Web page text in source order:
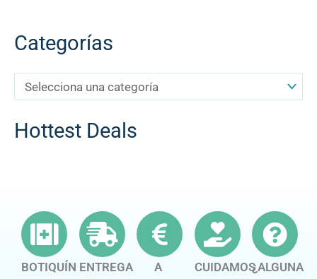
Categorías
Hottest Deals
BOTIQUÍN ENTREGA
A
CUIDAMOS¿ALGUNA